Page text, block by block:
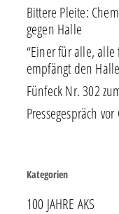
Bittere Pleite:
gegen Halle
“Einer für alle,
empfängt den
Fünfeck Nr. 302
Pressegespräch
Kategorien
100 JAHRE AKS